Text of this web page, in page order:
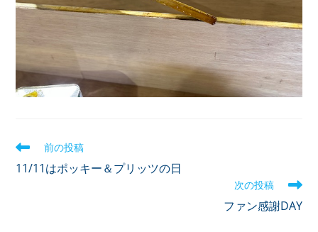
前の投稿
11/11はポッキー＆プリッツの日
次の投稿
ファン感謝DAY